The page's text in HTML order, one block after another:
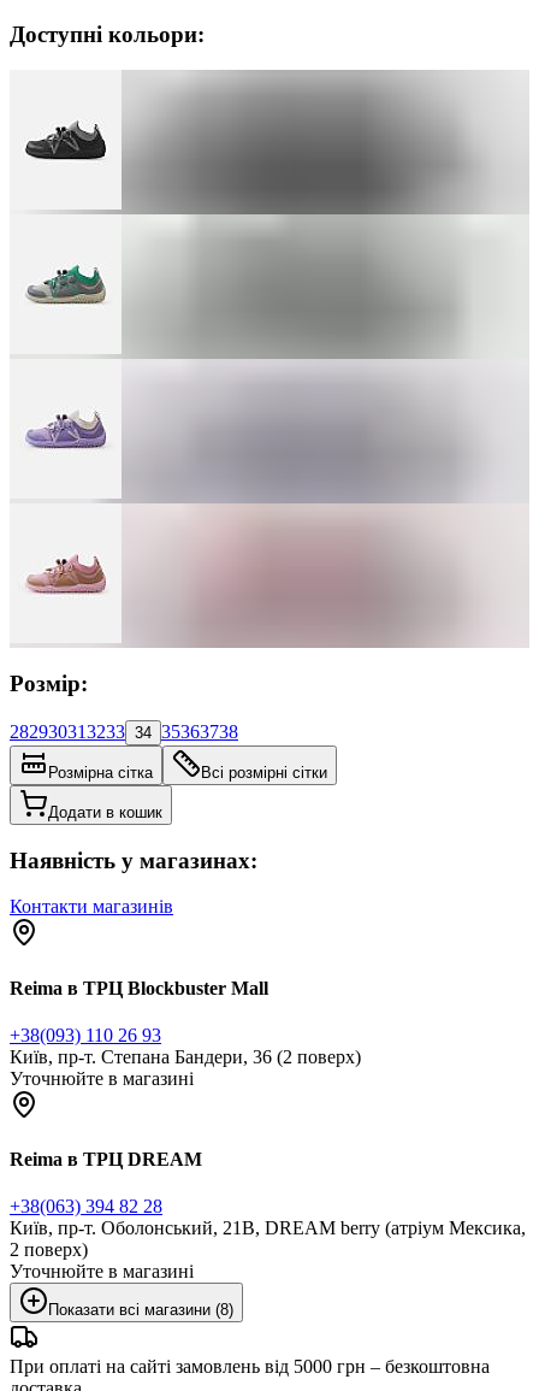
Доступні кольори:
Розмір:
282930313233 34 35363738
Розмірна сітка Всі розмірні сітки
Додати в кошик
Наявність у магазинах:
Контакти магазинів
Reima в ТРЦ Blockbuster Mall
+38(093) 110 26 93
Київ, пр-т. Степана Бандери, 36 (2 поверх)
Уточнюйте в магазині
Reima в ТРЦ DREAM
+38(063) 394 82 28
Київ, пр-т. Оболонський, 21В, DREAM berry (атріум Мексика,
2 поверх)
Уточнюйте в магазині
Показати всі магазини (8)
При оплаті на сайті замовлень від 5000 грн – безкоштовна